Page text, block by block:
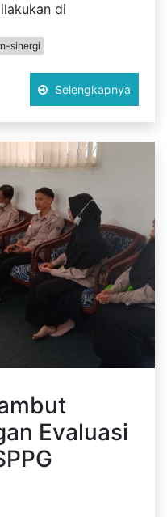
di
sinergi
Selengkapnya
Evaluasi